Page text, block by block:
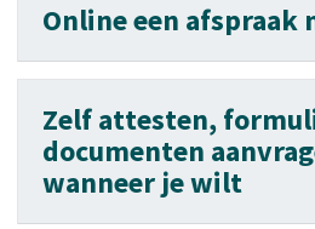
Online een afspraak
Zelf attesten,
documenten
wanneer je wilt